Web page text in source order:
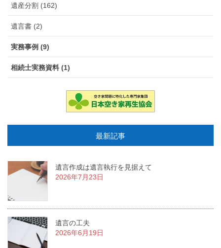
遺産分割 (162)
遺言書 (2)
実務事例 (9)
相続士実務資料 (1)
最新記事
遺言作成は遺言執行を見据えて
2026年7月23日
遺言の工夫
2026年6月19日